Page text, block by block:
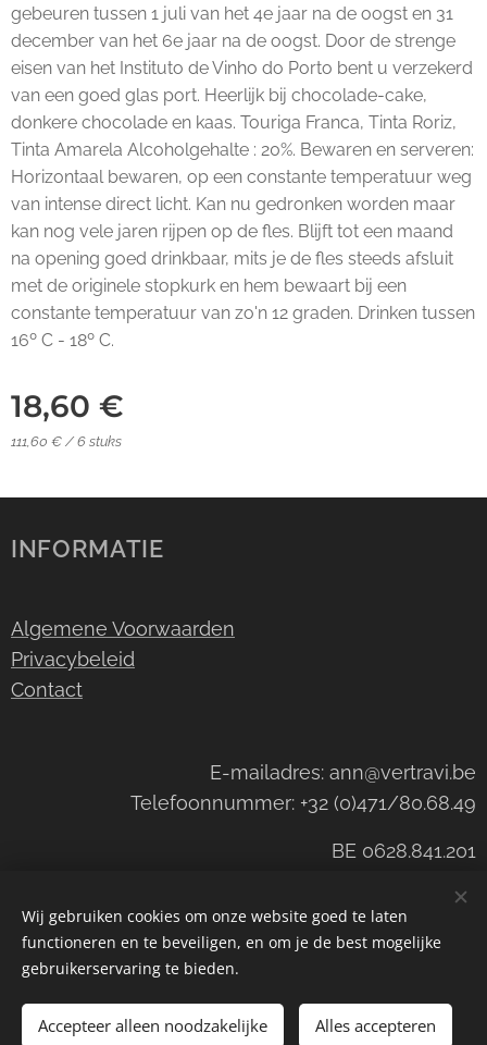
gebeuren tussen 1 juli van het 4e jaar na de oogst en 31
december van het 6e jaar na de oogst. Door de strenge
eisen van het Instituto de Vinho do Porto bent u verzekerd
van een goed glas port. Heerlijk bij chocolade-cake,
donkere chocolade en kaas. Touriga Franca, Tinta Roriz,
Tinta Amarela Alcoholgehalte : 20%. Bewaren en serveren:
Horizontaal bewaren, op een constante temperatuur weg
van intense direct licht. Kan nu gedronken worden maar
kan nog vele jaren rijpen op de fles. Blijft tot een maand
na opening goed drinkbaar, mits je de fles steeds afsluit
met de originele stopkurk en hem bewaart bij een
constante temperatuur van zo'n 12 graden. Drinken tussen
16º C - 18º C.
18,60 €
111,60 € / 6 stuks
Toevoegen aan de winkelwagen
INFORMATIE
Algemene Voorwaarden
Privacybeleid
Contact
E-mailadres: ann@vertravi.be
Telefoonnummer: +32 (0)471/80.68.49
BE 0628.841.201
©Wijnhandel Vertravi Cookies
Wij gebruiken cookies om onze website goed te laten
functioneren en te beveiligen, en om je de best mogelijke
gebruikerservaring te bieden.
Accepteer alleen noodzakelijke Alles accepteren